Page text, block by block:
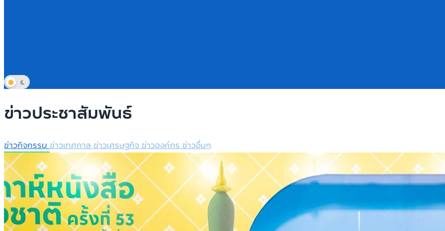
ข่าวประชาสัมพันธ์
ข่าวกิจกรรม ข่าวเทศกาล ข่าวเศรษฐกิจ ข่าวองค์กร ข่าวอื่นๆ